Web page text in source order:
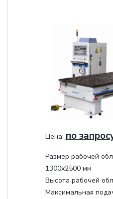
Цена: по
Размер рабочей
1300x2500 мм
Высота рабочей
Максимальная